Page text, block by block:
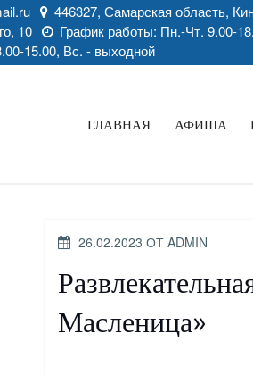
446327, Самарская область,
10
График работы: Пн.-Чт. 9.00-
15.00, Вс. - выходной
ГЛАВНАЯ АФИША
ОПУБЛИКОВАНО
26.02.2023 ОТ ADMIN
Масленица»